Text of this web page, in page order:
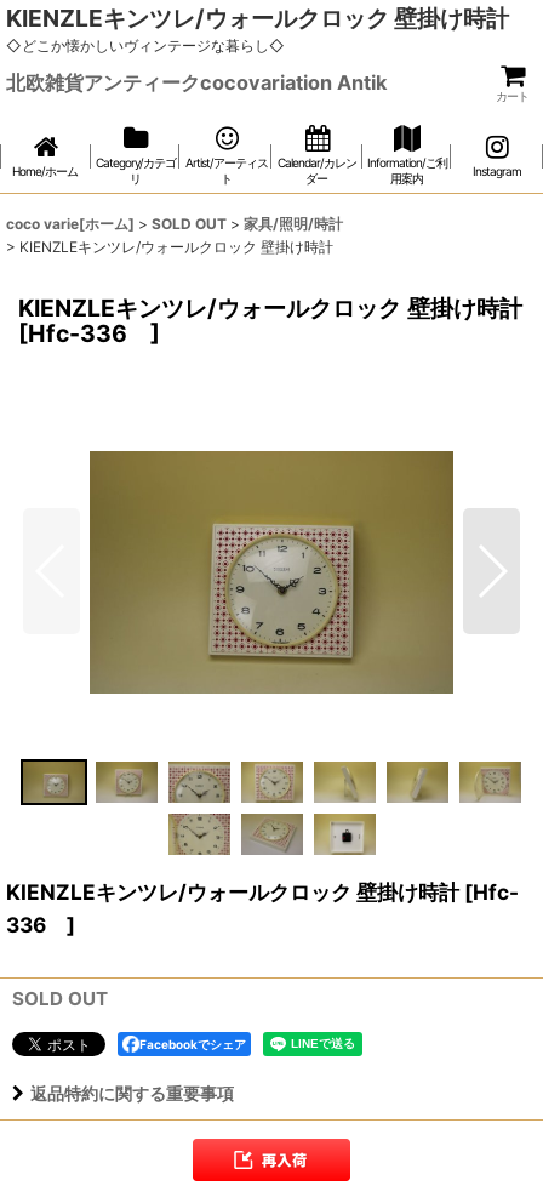
KIENZLEキンツレ/ウォールクロック 壁掛け時計
◇どこか懐かしいヴィンテージな暮らし◇
北欧雑貨アンティークcocovariation Antik
カート
Home/ホーム
Category/カテゴ
リ
Artist/アーティス
ト
Calendar/カレン
ダー
Information/ご利
用案内
Instagram
coco varie[ホーム] > SOLD OUT > 家具/照明/時計
> KIENZLEキンツレ/ウォールクロック 壁掛け時計
KIENZLEキンツレ/ウォールクロック 壁掛け時計
[Hfc-336 ]
KIENZLEキンツレ/ウォールクロック 壁掛け時計 [Hfc-
336 ]
SOLD OUT
Facebookでシェア
返品特約に関する重要事項